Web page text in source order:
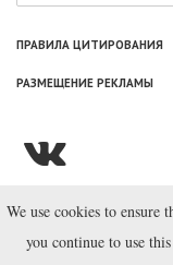
ПРАВИЛА ЦИТИРОВАНИЯ
РАЗМЕЩЕНИЕ РЕКЛАМЫ
© ООО
We use cookies to ensure
you continue to use